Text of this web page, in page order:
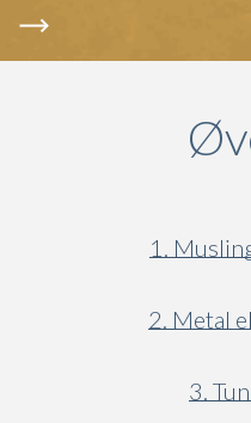
1.
2. Metal
3.